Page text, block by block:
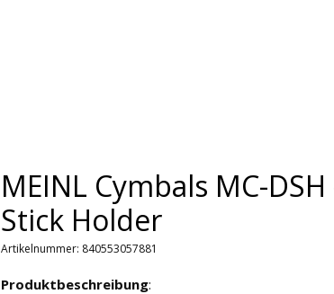
MEINL Cymbals MC-
Stick Holder
Artikelnummer: 840553057881
Produktbeschreibung: